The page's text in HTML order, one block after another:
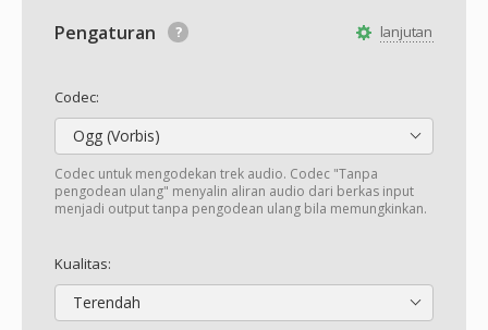
lanjutan
Pengaturan
Codec:
Ogg (Vorbis)
Codec untuk mengodekan trek audio. Codec "Tanpa
pengodean ulang" menyalin aliran audio dari berkas input
menjadi output tanpa pengodean ulang bila memungkinkan.
Kualitas:
Terendah